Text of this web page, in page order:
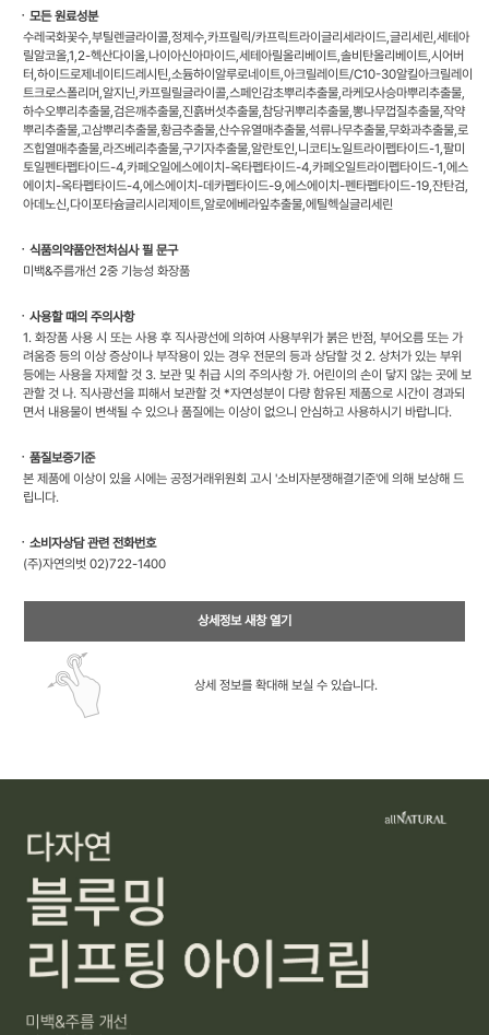
ㆍ모든 원료성분
수레국화꽃수,부틸렌글라이콜,정제수,카프릴릭/카프릭트라이글리세라이드,글리세린,세테아
릴알코올,1,2-헥산다이올,나이아신아마이드,세테아릴올리베이트,솔비탄올리베이트,시어버
터,하이드로제네이티드레시틴,소듐하이알루로네이트,아크릴레이트/C10-30알킬아크릴레이
트크로스폴리머,알지닌,카프릴릴글라이콜,스페인감초뿌리추출물,라케모사승마뿌리추출물,
하수오뿌리추출물,검은깨추출물,진흙버섯추출물,참당귀뿌리추출물,뽕나무껍질추출물,작약
뿌리추출물,고삼뿌리추출물,황금추출물,산수유열매추출물,석류나무추출물,무화과추출물,로
즈힙열매추출물,라즈베리추출물,구기자추출물,알란토인,니코티노일트라이펩타이드-1,팔미
토일펜타펩타이드-4,카페오일에스에이치-옥타펩타이드-4,카페오일트라이펩타이드-1,에스
에이치-옥타펩타이드-4,에스에이치-데카펩타이드-9,에스에이치-펜타펩타이드-19,잔탄검,
아데노신,다이포타슘글리시리제이트,알로에베라잎추출물,에틸헥실글리세린
ㆍ식품의약품안전처심사 필 문구
미백&주름개선 2중 기능성 화장품
ㆍ사용할 때의 주의사항
1. 화장품 사용 시 또는 사용 후 직사광선에 의하여 사용부위가 붉은 반점, 부어오름 또는 가
려움증 등의 이상 증상이나 부작용이 있는 경우 전문의 등과 상담할 것 2. 상처가 있는 부위
등에는 사용을 자제할 것 3. 보관 및 취급 시의 주의사항 가. 어린이의 손이 닿지 않는 곳에 보
관할 것 나. 직사광선을 피해서 보관할 것 *자연성분이 다량 함유된 제품으로 시간이 경과되
면서 내용물이 변색될 수 있으나 품질에는 이상이 없으니 안심하고 사용하시기 바랍니다.
ㆍ품질보증기준
본 제품에 이상이 있을 시에는 공정거래위원회 고시 '소비자분쟁해결기준'에 의해 보상해 드
립니다.
ㆍ소비자상담 관련 전화번호
(주)자연의벗 02)722-1400
상세정보 새창 열기
상세 정보를 확대해 보실 수 있습니다.